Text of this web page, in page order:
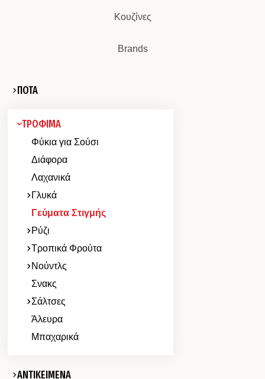
Κουζίνες
Brands
ΠΟΤΑ
ΤΡΟΦΙΜΑ
Φύκια για Σούσι
Διάφορα
Λαχανικά
Γλυκά
Γεύματα Στιγμής
Ρύζι
Τροπικά Φρούτα
Νούντλς
Σνακς
Σάλτσες
Άλευρα
Μπαχαρικά
ΑΝΤΙΚΕΙΜΕΝΑ